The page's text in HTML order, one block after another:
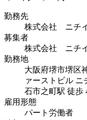
勤務先
株式会社 ニチ
募集者
株式会社 ニチ
勤務地
大阪府堺市堺区
ァーストビル ニ
石市之町駅 徒歩
雇用形態
パート労働者